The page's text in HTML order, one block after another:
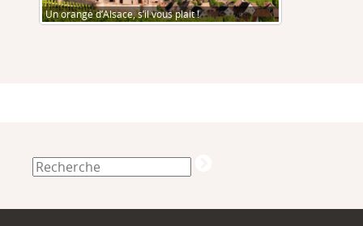
Un orange d’Alsace, s’il vous plait !